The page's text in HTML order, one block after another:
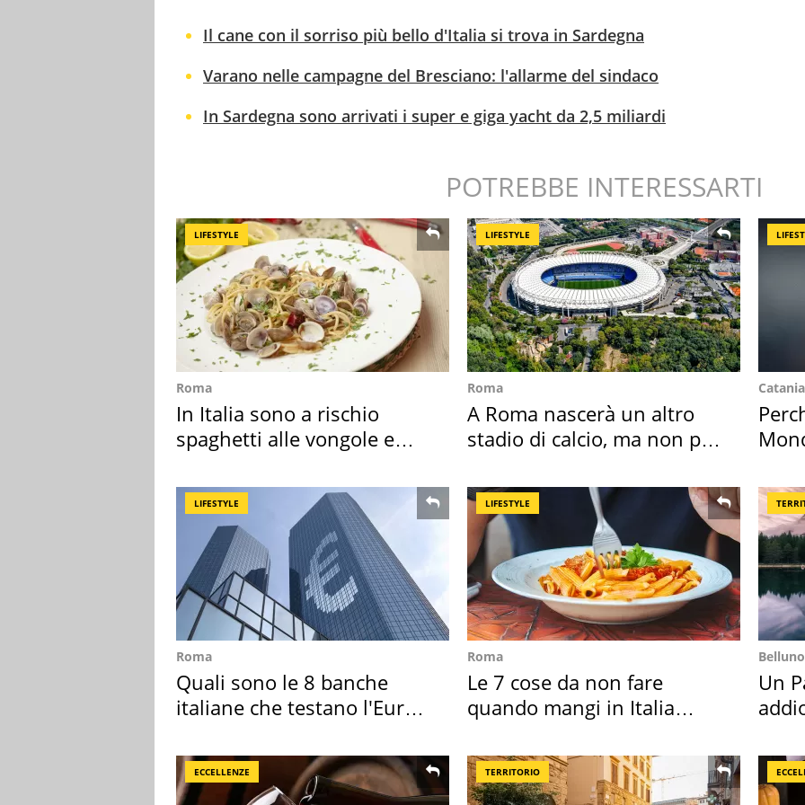
Il cane con il sorriso più bello d'Italia si trova in Sardegna
Varano nelle campagne del Bresciano: l'allarme del sindaco
In Sardegna sono arrivati i super e giga yacht da 2,5 miliardi
POTREBBE INTERESSARTI
LIFESTYLE
Roma
In Italia sono a rischio
spaghetti alle vongole e
LIFESTYLE
Roma
A Roma nascerà un altro
stadio di calcio, ma non per
Catania
LIFESTYLE
Roma
Quali sono le 8 banche
italiane che testano l'Euro
LIFESTYLE
Roma
Le 7 cose da non fare
quando mangi in Italia
Belluno
Un
ECCELLENZE TERRITORIO